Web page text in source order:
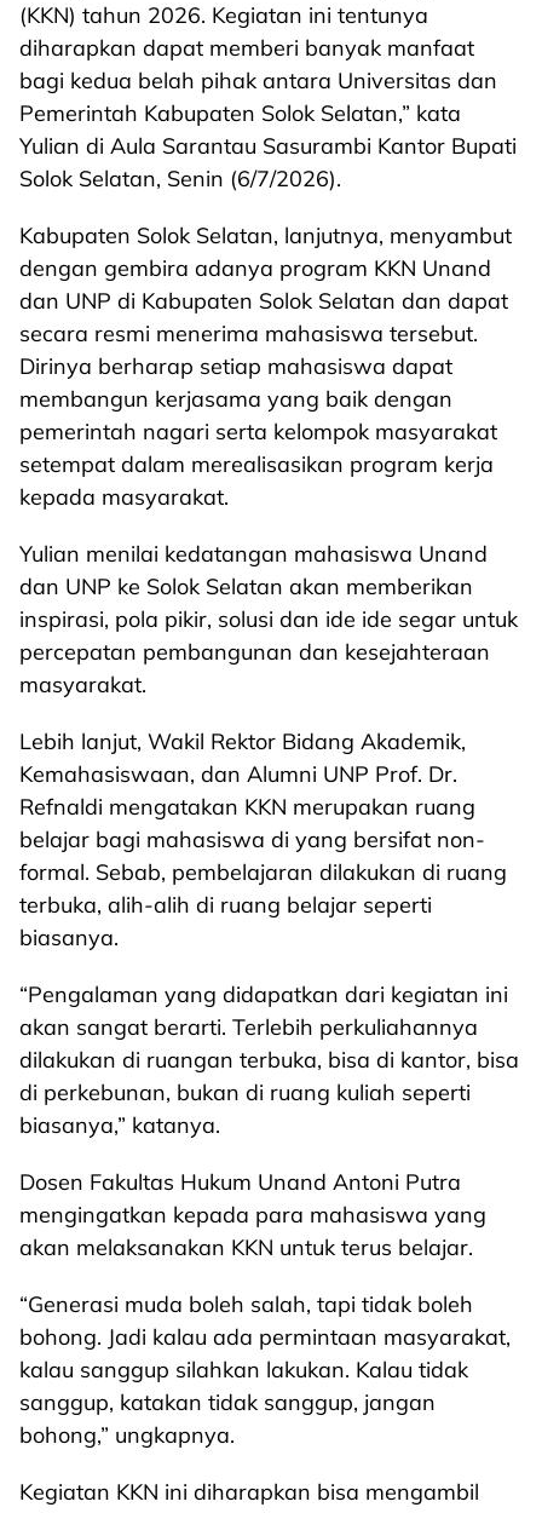
(KKN) tahun 2026. Kegiatan ini tentunya
diharapkan dapat memberi banyak manfaat
bagi kedua belah pihak antara Universitas dan
Pemerintah Kabupaten Solok Selatan,” kata
Yulian di Aula Sarantau Sasurambi Kantor Bupati
Solok Selatan, Senin (6/7/2026).
Kabupaten Solok Selatan, lanjutnya, menyambut
dengan gembira adanya program KKN Unand
dan UNP di Kabupaten Solok Selatan dan dapat
secara resmi menerima mahasiswa tersebut.
Dirinya berharap setiap mahasiswa dapat
membangun kerjasama yang baik dengan
pemerintah nagari serta kelompok masyarakat
setempat dalam merealisasikan program kerja
kepada masyarakat.
Yulian menilai kedatangan mahasiswa Unand
dan UNP ke Solok Selatan akan memberikan
inspirasi, pola pikir, solusi dan ide ide segar untuk
percepatan pembangunan dan kesejahteraan
masyarakat.
Lebih lanjut, Wakil Rektor Bidang Akademik,
Kemahasiswaan, dan Alumni UNP Prof. Dr.
Refnaldi mengatakan KKN merupakan ruang
belajar bagi mahasiswa di yang bersifat non-
formal. Sebab, pembelajaran dilakukan di ruang
terbuka, alih-alih di ruang belajar seperti
biasanya.
“Pengalaman yang didapatkan dari kegiatan ini
akan sangat berarti. Terlebih perkuliahannya
dilakukan di ruangan terbuka, bisa di kantor, bisa
di perkebunan, bukan di ruang kuliah seperti
biasanya,” katanya.
Dosen Fakultas Hukum Unand Antoni Putra
mengingatkan kepada para mahasiswa yang
akan melaksanakan KKN untuk terus belajar.
“Generasi muda boleh salah, tapi tidak boleh
bohong. Jadi kalau ada permintaan masyarakat,
kalau sanggup silahkan lakukan. Kalau tidak
sanggup, katakan tidak sanggup, jangan
bohong,” ungkapnya.
Kegiatan KKN ini diharapkan bisa mengambil